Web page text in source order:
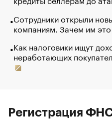
Сотрудники открыли
компаниям. Зачем им это
Как налоговики ищут
неработающих
Регистрация